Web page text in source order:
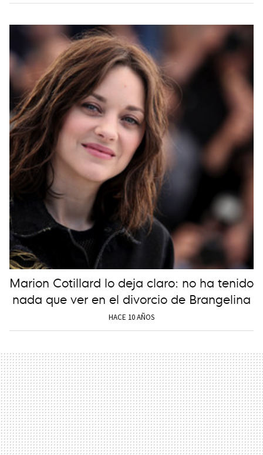
Marion Cotillard lo deja claro: no ha tenido
nada que ver en el divorcio de Brangelina
HACE 10 AÑOS